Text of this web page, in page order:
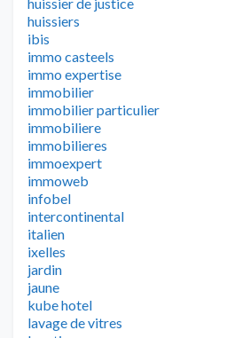
huissiers
ibis
immo casteels
immo expertise
immobilier
immobilier particulier
immobiliere
immobilieres
immoexpert
immoweb
infobel
intercontinental
italien
ixelles
jardin
jaune
kube hotel
lavage de vitres